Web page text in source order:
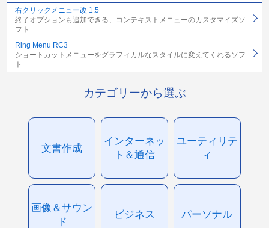
右クリックメニュー改 1.5
終了オプションも追加できる、コンテキストメニューのカスタマイズソ
フト
Ring Menu RC3
ショートカットメニューをグラフィカルなスタイルに変えてくれるソフ
ト
カテゴリーから選ぶ
文書作成
インターネッ
ト＆通信
ユーティリテ
ィ
画像＆サウン
ド
ビジネス パーソナル